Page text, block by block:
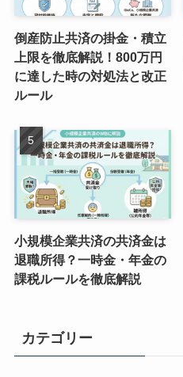
倒産防止共済の掛金・積立
上限を徹底解説！800万円
に達した時の対処法と改正
ルール
小規模企業共済の共済金は
退職所得？一時金・年金の
課税ルールを徹底解説
カテゴリー